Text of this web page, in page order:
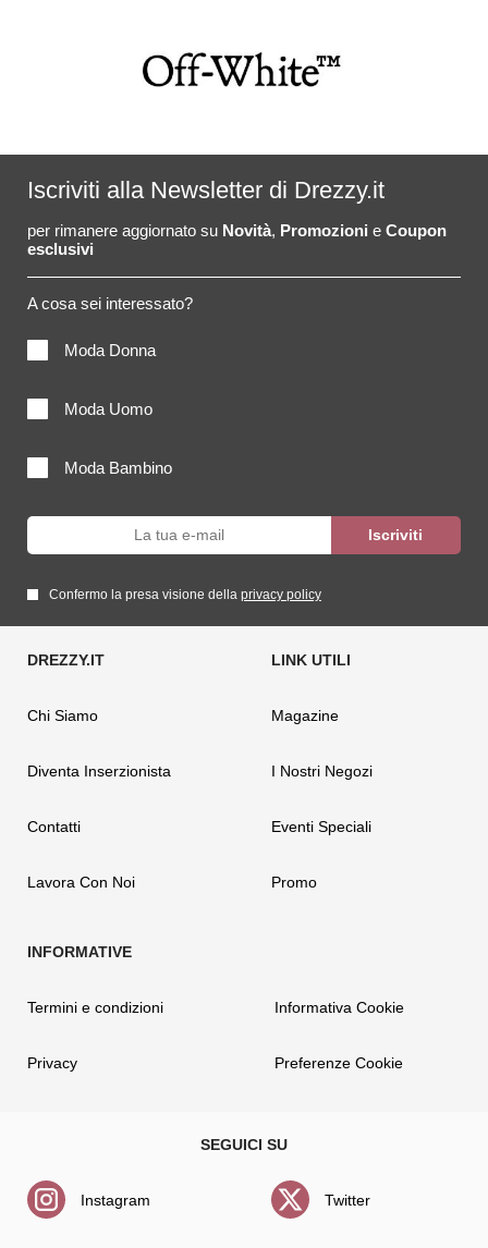
Iscriviti alla Newsletter di Drezzy.it
per rimanere aggiornato su Novità, Promozioni e Coupon
esclusivi
A cosa sei interessato?
Moda Donna
Moda Uomo
Moda Bambino
Confermo la presa visione della privacy policy
Chi Siamo
Diventa Inserzionista
Contatti
Lavora Con Noi
Magazine
I Nostri Negozi
Eventi Speciali
Promo
Termini e condizioni
Privacy
Informativa Cookie
Preferenze Cookie
Instagram Twitter